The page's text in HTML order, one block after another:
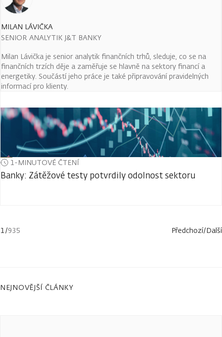
MILAN LÁVIČKA
SENIOR ANALYTIK J&T BANKY
Milan Lávička je senior analytik finančních trhů, sleduje, co se na
finančních trzích děje a zaměřuje se hlavně na sektory financí a
energetiky. Součástí jeho práce je také připravování pravidelných
informací pro klienty.
1-MINUTOVÉ ČTENÍ
Banky: Zátěžové testy potvrdily odolnost sektoru
1/935 Předchozí/Další
NEJNOVĚJŠÍ ČLÁNKY